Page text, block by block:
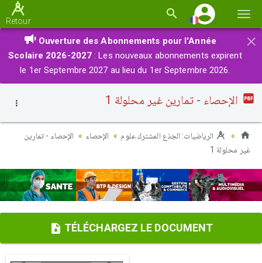
la
Retour
×
Ouverture des Abonnements pour l'Année
Scolaire 2026-2027 : Les nouveaux abonnements expirent
le 1er Septembre 2027 au lieu du 1er Septembre 2026.
الإحصاء - تمارين غير محلولة 1
الرياضيات: الجذع المشترك علوم الإحصاء
الإحصاء - تمارين
غير محلولة 1
TÉLÉCHARGEZ LE DOCUMENT